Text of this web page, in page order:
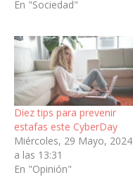
En "Sociedad"
Diez tips para prevenir
estafas este CyberDay
Miércoles, 29 Mayo, 2024
a las 13:31
En "Opinión"